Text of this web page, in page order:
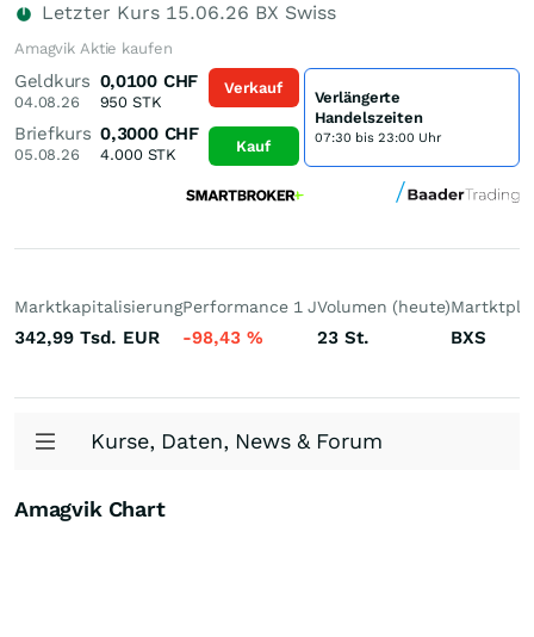
Letzter Kurs 15.06.26 BX Swiss
Amagvik Aktie kaufen
Geldkurs
04.08.26
0,0100 CHF
950 STK
Briefkurs
05.08.26
0,3000 CHF
4.000STK
Verkauf
Kauf
Verlängerte
Handelszeiten
07:30 bis 23:00 Uhr
Marktkapitalisierung
342,99 Tsd. EUR
Performance 1 J
-98,43 %
Volumen (heute)
23 St. BXS
Kurse, Daten, News & Forum
Amagvik Chart